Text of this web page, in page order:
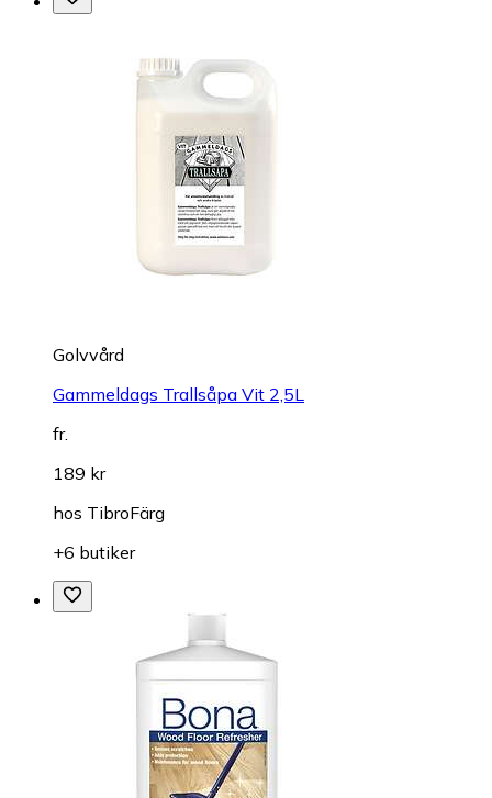
Golvvård
Gammeldags Trallsåpa Vit 2,5L
fr.
189 kr
hos TibroFärg
+6 butiker